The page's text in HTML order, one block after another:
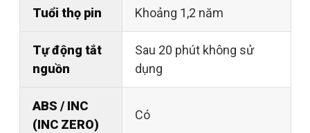
Tuổi thọ pin Khoảng 1,2 năm
Tự động tắt
nguồn
Sau 20 phút không sử
dụng
ABS / INC
(INC ZERO)
Có